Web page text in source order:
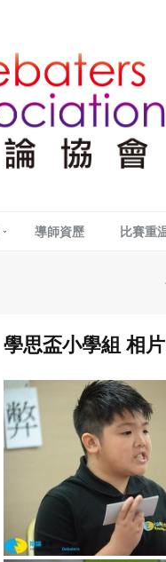
導師資歷 比賽重
學思盃小學組 相片